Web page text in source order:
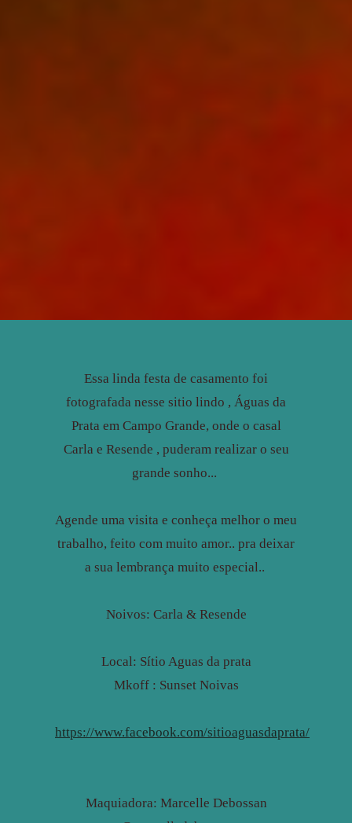
Essa linda festa de casamento foi
fotografada nesse sitio lindo , Águas da
Prata em Campo Grande, onde o casal
Carla e Resende , puderam realizar o seu
grande sonho...
Agende uma visita e conheça melhor o meu
trabalho, feito com muito amor.. pra deixar
a sua lembrança muito especial..
Noivos: Carla & Resende
Local: Sítio Aguas da prata
Mkoff : Sunset Noivas
https://www.facebook.com/sitioaguasdaprata/
Maquiadora: Marcelle Debossan